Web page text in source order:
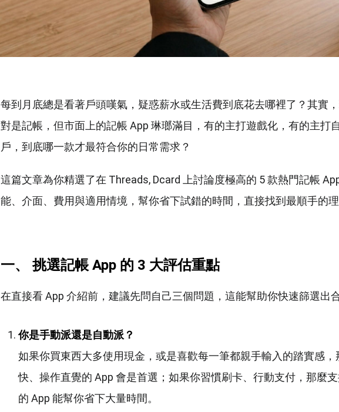
每到月底總是看著戶頭嘆氣，疑惑薪水或生活費到底花去哪裡了？其實
對是記帳，但市面上的記帳 App 琳瑯滿目，有的主打遊戲化，有的主打
戶，到底哪一款才最符合你的日常需求？
這篇文章為你精選了在 Threads, Dcard 上討論度極高的 5 款熱門記帳
能、介面、費用與適用情境，幫你省下試錯的時間，直接找到最順手的理
一、 挑選記帳 App 的 3 大評估重點
在直接看 App 介紹前，建議先問自己三個問題，這能幫助你快速篩選出
你是手動派還是自動派？
如果你買東西大多使用現金，或是喜歡每一筆都親手輸入的踏實感，
快、操作直覺的 App 會是首選；如果你習慣刷卡、行動支付，那麼
的 App 能幫你省下大量時間。